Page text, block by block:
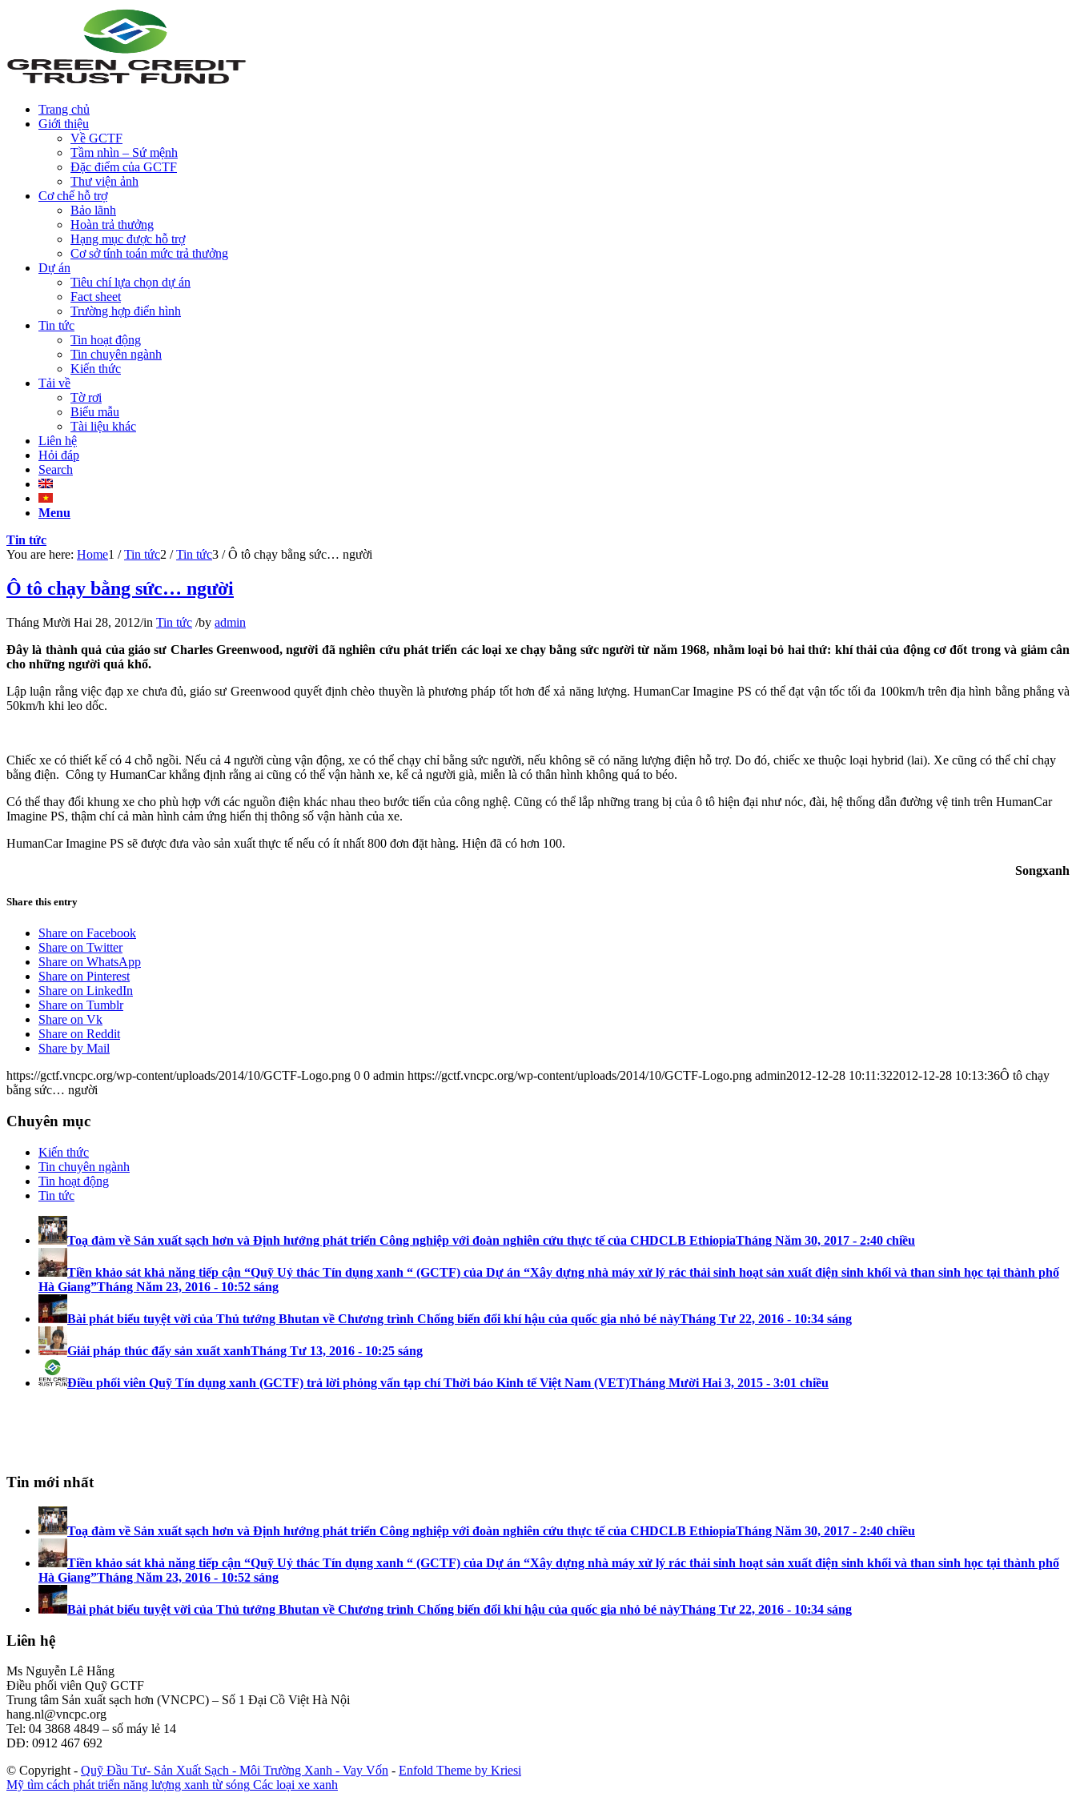
Trang chủ
Giới thiệu
Về GCTF
Tầm nhìn – Sứ mệnh
Đặc điểm của GCTF
Thư viện ảnh
Cơ chế hỗ trợ
Bảo lãnh
Hoàn trả thưởng
Hạng mục được hỗ trợ
Cơ sở tính toán mức trả thưởng
Dự án
Tiêu chí lựa chọn dự án
Fact sheet
Trường hợp điển hình
Tin tức
Tin hoạt động
Tin chuyên ngành
Kiến thức
Tải về
Tờ rơi
Biểu mẫu
Tài liệu khác
Liên hệ
Hỏi đáp
Search
Menu
Tin tức
You are here: Home1 / Tin tức2 / Tin tức3 / Ô tô chạy bằng sức… người
Ô tô chạy bằng sức… người
Tháng Mười Hai 28, 2012/in Tin tức /by admin
Đây là thành quả của giáo sư Charles Greenwood, người đã nghiên cứu phát triển các loại xe chạy bằng sức người từ năm 1968, nhằm loại bỏ hai thứ: khí thải của động cơ đốt trong và giảm cân
cho những người quá khổ.
Lập luận rằng việc đạp xe chưa đủ, giáo sư Greenwood quyết định chèo thuyền là phương pháp tốt hơn để xả năng lượng. HumanCar Imagine PS có thể đạt vận tốc tối đa 100km/h trên địa hình bằng phẳng và
50km/h khi leo dốc.
Chiếc xe có thiết kế có 4 chỗ ngồi. Nếu cả 4 người cùng vận động, xe có thể chạy chỉ bằng sức người, nếu không sẽ có năng lượng điện hỗ trợ. Do đó, chiếc xe thuộc loại hybrid (lai). Xe cũng có thể chỉ chạy
bằng điện. Công ty HumanCar khẳng định rằng ai cũng có thể vận hành xe, kể cả người già, miễn là có thân hình không quá to béo.
Có thể thay đổi khung xe cho phù hợp với các nguồn điện khác nhau theo bước tiến của công nghệ. Cũng có thể lắp những trang bị của ô tô hiện đại như nóc, đài, hệ thống dẫn đường vệ tinh trên HumanCar
Imagine PS, thậm chí cả màn hình cảm ứng hiển thị thông số vận hành của xe.
HumanCar Imagine PS sẽ được đưa vào sản xuất thực tế nếu có ít nhất 800 đơn đặt hàng. Hiện đã có hơn 100.
Songxanh
Share this entry
Share on Facebook
Share on Twitter
Share on WhatsApp
Share on Pinterest
Share on LinkedIn
Share on Tumblr
Share on Vk
Share on Reddit
Share by Mail
https://gctf.vncpc.org/wp-content/uploads/2014/10/GCTF-Logo.png 0 0 admin https://gctf.vncpc.org/wp-content/uploads/2014/10/GCTF-Logo.png admin2012-12-28 10:11:322012-12-28 10:13:36Ô tô chạy
bằng sức… người
Chuyên mục
Kiến thức
Tin chuyên ngành
Tin hoạt động
Tin tức
Toạ đàm về Sản xuất sạch hơn và Định hướng phát triển Công nghiệp với đoàn nghiên cứu thực tế của CHDCLB EthiopiaTháng Năm 30, 2017 - 2:40 chiều
Tiền khảo sát khả năng tiếp cận “Quỹ Uỷ thác Tín dụng xanh “ (GCTF) của Dự án “Xây dựng nhà máy xử lý rác thải sinh hoạt sản xuất điện sinh khối và than sinh học tại thành phố
Hà Giang”Tháng Năm 23, 2016 - 10:52 sáng
Bài phát biểu tuyệt vời của Thủ tướng Bhutan về Chương trình Chống biến đổi khí hậu của quốc gia nhỏ bé nàyTháng Tư 22, 2016 - 10:34 sáng
Giải pháp thúc đẩy sản xuất xanhTháng Tư 13, 2016 - 10:25 sáng
Điều phối viên Quỹ Tín dụng xanh (GCTF) trả lời phỏng vấn tạp chí Thời báo Kinh tế Việt Nam (VET)Tháng Mười Hai 3, 2015 - 3:01 chiều
Tin mới nhất
Toạ đàm về Sản xuất sạch hơn và Định hướng phát triển Công nghiệp với đoàn nghiên cứu thực tế của CHDCLB EthiopiaTháng Năm 30, 2017 - 2:40 chiều
Tiền khảo sát khả năng tiếp cận “Quỹ Uỷ thác Tín dụng xanh “ (GCTF) của Dự án “Xây dựng nhà máy xử lý rác thải sinh hoạt sản xuất điện sinh khối và than sinh học tại thành phố
Hà Giang”Tháng Năm 23, 2016 - 10:52 sáng
Bài phát biểu tuyệt vời của Thủ tướng Bhutan về Chương trình Chống biến đổi khí hậu của quốc gia nhỏ bé nàyTháng Tư 22, 2016 - 10:34 sáng
Liên hệ
Ms Nguyễn Lê Hằng
Điều phối viên Quỹ GCTF
Trung tâm Sản xuất sạch hơn (VNCPC) – Số 1 Đại Cồ Việt Hà Nội
hang.nl@vncpc.org
Tel: 04 3868 4849 – số máy lẻ 14
DĐ: 0912 467 692
© Copyright - Quỹ Đầu Tư- Sản Xuất Sạch - Môi Trường Xanh - Vay Vốn - Enfold Theme by Kriesi
Mỹ tìm cách phát triển năng lượng xanh từ sóng Các loại xe xanh